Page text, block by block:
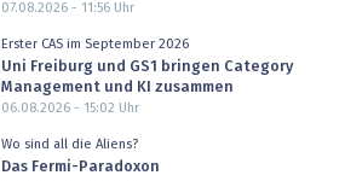
07.08.2026 - 11:56Uhr
Erster CAS im September 2026
Uni Freiburg und GS1 bringen Category
Management und KI zusammen
06.08.2026 - 15:02 Uhr
Wo sind all die Aliens?
Das Fermi-Paradoxon